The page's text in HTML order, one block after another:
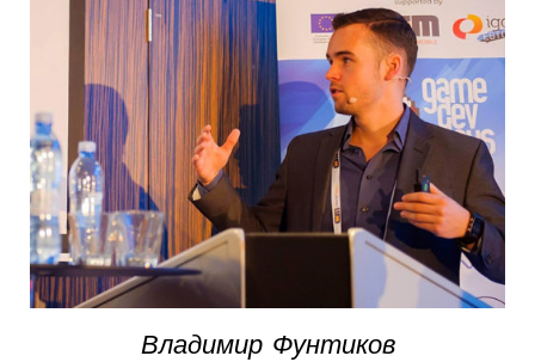
Владимир Фунтиков